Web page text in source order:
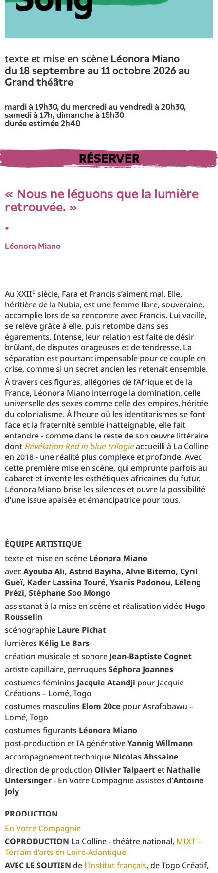
texte et mise en scène Léonora Miano
du 18 septembre au 11 octobre 2026 au
Grand théâtre
mardi à 19h30, du mercredi au vendredi à 20h30,
samedi à 17h, dimanche à 15h30
durée estimée 2h40
RÉSERVER
« Nous ne léguons que la lumière
retrouvée. »
•
Léonora Miano
Au XXIIe siècle, Fara et Francis s’aiment mal. Elle,
héritière de la Nubia, est une femme libre, souveraine,
accomplie lors de sa rencontre avec Francis. Lui vacille,
se relève grâce à elle, puis retombe dans ses
égarements. Intense, leur relation est faite de désir
brûlant, de disputes orageuses et de tendresse. La
séparation est pourtant impensable pour ce couple en
crise, comme si un secret ancien les retenait ensemble.
À travers ces figures, allégories de l’Afrique et de la
France, Léonora Miano interroge la domination, celle
universelle des sexes comme celle des empires, héritée
du colonialisme. À l’heure où les identitarismes se font
face et la fraternité semble inatteignable, elle fait
entendre - comme dans le reste de son œuvre littéraire
dont Révélation Red in blue trilogieaccueilli à La Colline
en 2018 - une réalité plus complexe et profonde. Avec
cette première mise en scène, qui emprunte parfois au
cabaret et invente les esthétiques africaines du futur,
Léonora Miano brise les silences et ouvre la possibilité
d’une issue apaisée et émancipatrice pour tous.
ÉQUIPE ARTISTIQUE
texte et mise en scène Léonora Miano
avecAyouba Ali, Astrid Bayiha, Alvie Bitemo, Cyril
Gueï, Kader Lassina Touré, Ysanis Padonou, Léleng
Prézi, Stéphane Soo Mongo
assistanat à la mise en scène et réalisation vidéo Hugo
Rousselin
scénographie Laure Pichat
lumières Kélig Le Bars
création musicale et sonore Jean-Baptiste Cognet
artiste capillaire, perruques Séphora Joannes
costumes féminins Jacquie Atandji pour Jacquie
Créations – Lomé, Togo
costumes masculins Elom 20ce pour Asrafobawu –
Lomé, Togo
costumes figurants Léonora Miano
post-production et IA générativeYannig Willmann
accompagnement technique Nicolas Ahssaine
direction de production Olivier Talpaertet Nathalie
Untersinger- En Votre Compagnie assistés d’Antoine
Joly
PRODUCTION
En Votre Compagnie
COPRODUCTION La Colline - théâtre national, MIXT –
Terrain d’arts en Loire-Atlantique
AVEC LE SOUTIEN de l’Institut français, de Togo Créatif,